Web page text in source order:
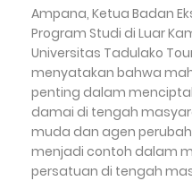
Ampana, Ketua Badan
Program Studi di Luar
Universitas Tadulako
menyatakan bahwa
penting dalam
damai di tengah
muda dan agen
menjadi contoh dalam
persatuan di tengah